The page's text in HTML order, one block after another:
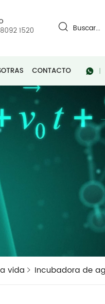
Buscar...
1520
CONTACTO
vida Incubadora de